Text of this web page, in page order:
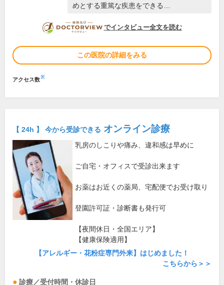
めとする重篤な疾患をできる…
DOCTORVIEW
でインタビュー全文を読む
この医院の詳細をみる
アクセス数※
【 24h 】 今から受診できる オンライン診療
乳房のしこりや痛み、違和感は早めに
ご自宅・オフィスで受診出来ます
お薬はお近くの薬局、宅配便でお受け取り
登園許可証・診断書も発行可
【夜間休日・全国エリア】
【健康保険適用】
【アレルギー・花粉症専門外来】はじめました！
こちらから＞＞
診療／受付時間・休診日